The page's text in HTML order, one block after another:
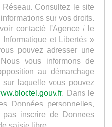
Réseau. Consultez le site
sur vos droits.
contacté l'Agence / le
et Libertés »
pouvez adresser une
vous informons de
au démarchage
laquelle vous pouvez
. Dans le
Données personnelles,
inscrire de Données
saisie libre.